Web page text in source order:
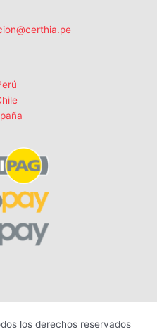
los derechos reservados